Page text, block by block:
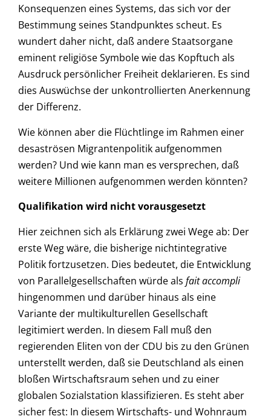
Konsequenzen eines Systems, das sich vor der
Bestimmung seines Standpunktes scheut. Es
wundert daher nicht, daß andere Staatsorgane
eminent religiöse Symbole wie das Kopftuch als
Ausdruck persönlicher Freiheit deklarieren. Es sind
dies Auswüchse der unkontrollierten Anerkennung
der Differenz.
Wie können aber die Flüchtlinge im Rahmen einer
desaströsen Migrantenpolitik aufgenommen
werden? Und wie kann man es versprechen, daß
weitere Millionen aufgenommen werden könnten?
Qualifikation wird nicht vorausgesetzt
Hier zeichnen sich als Erklärung zwei Wege ab: Der
erste Weg wäre, die bisherige nichtintegrative
Politik fortzusetzen. Dies bedeutet, die Entwicklung
von Parallelgesellschaften würde als fait accompli
hingenommen und darüber hinaus als eine
Variante der multikulturellen Gesellschaft
legitimiert werden. In diesem Fall muß den
regierenden Eliten von der CDU bis zu den Grünen
unterstellt werden, daß sie Deutschland als einen
bloßen Wirtschaftsraum sehen und zu einer
globalen Sozialstation klassifizieren. Es steht aber
sicher fest: In diesem Wirtschafts- und Wohnraum